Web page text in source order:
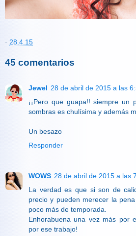
· 28.4.15
45 comentarios
Jewel 28 de abril de 2015 a las
¡¡Pero que guapa!! siempre un
sombras es chulísima y además
Un besazo
Responder
WOWS 28 de abril de 2015 a las
La verdad es que si son de
precio y pueden merecer la
poco más de temporada.
Enhorabuena una vez más por
por ese trabajo!